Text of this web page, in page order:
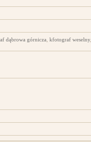
dąbrowa górnicza kfotograf weselny,